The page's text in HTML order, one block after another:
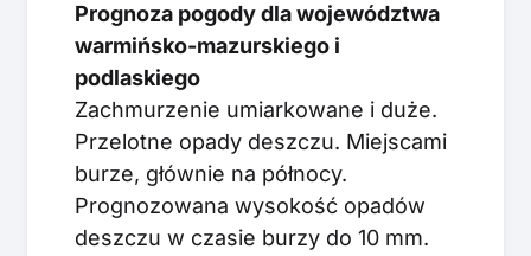
Prognoza pogody dla województwa
warmińsko-mazurskiego i
podlaskiego
Zachmurzenie umiarkowane i duże.
Przelotne opady deszczu. Miejscami
burze, głównie na północy.
Prognozowana wysokość opadów
deszczu w czasie burzy do 10 mm.